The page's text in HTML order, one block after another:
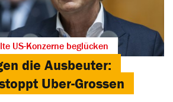
US-Konzerne beglücken
die Ausbeuter:
Uber-Grossen